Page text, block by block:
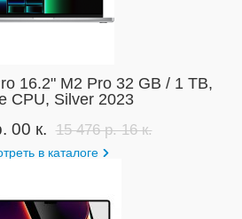
16.2" M2 Pro 32 GB / 1 TB,
CPU, Silver 2023
00 к. 15 476 р. 16 к.
в каталоге